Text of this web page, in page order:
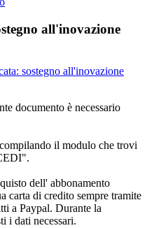
all'inovazione
sostegno all'inovazione
documento è necessario
il modulo che trovi
dell' abbonamento
carta di credito sempre tramite
a Paypal. Durante la
i dati necessari.